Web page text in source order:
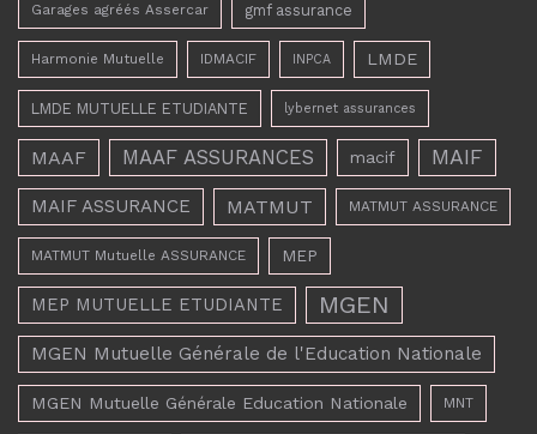
Garages agréés Assercar gmf assurance
Harmonie Mutuelle IDMACIF INPCA LMDE
LMDE MUTUELLE ETUDIANTE lybernet assurances
MAAF MAAF ASSURANCES macif MAIF
MAIF ASSURANCE MATMUT MATMUT ASSURANCE
MATMUT Mutuelle ASSURANCE MEP
MEP MUTUELLE ETUDIANTE MGEN
MGEN Mutuelle Générale de l'Education Nationale
MGEN Mutuelle Générale Education Nationale MNT